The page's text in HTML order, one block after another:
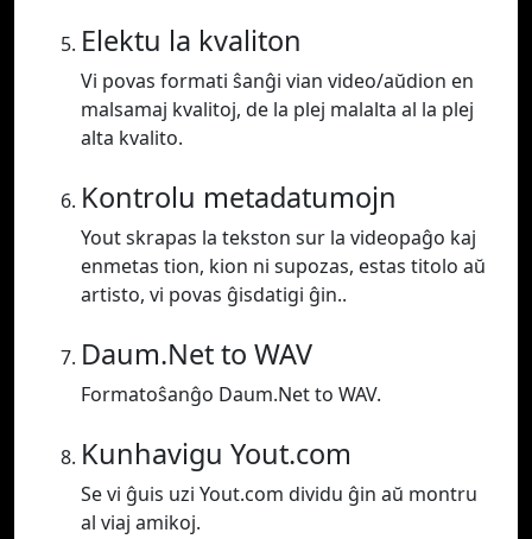
Elektu la kvaliton
Vi povas formati ŝanĝi vian video/aŭdion en
malsamaj kvalitoj, de la plej malalta al la plej
alta kvalito.
Kontrolu metadatumojn
Yout skrapas la tekston sur la videopaĝo kaj
enmetas tion, kion ni supozas, estas titolo aŭ
artisto, vi povas ĝisdatigi ĝin..
Daum.Net to WAV
Formatoŝanĝo Daum.Net to WAV.
Kunhavigu Yout.com
Se vi ĝuis uzi Yout.com dividu ĝin aŭ montru
al viaj amikoj.